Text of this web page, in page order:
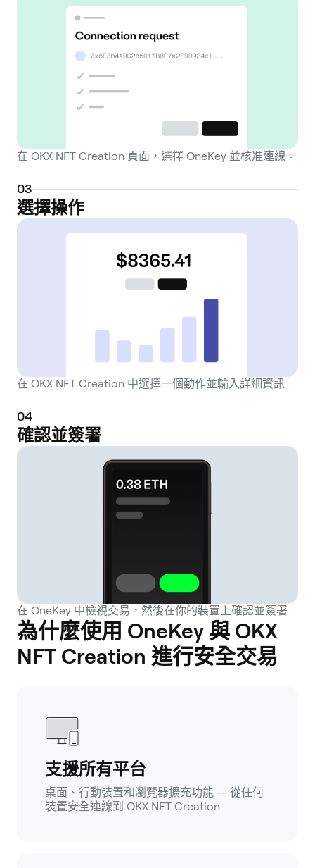
在 OKX NFT Creation 頁面，選擇 OneKey 並核准連線。
03
選擇操作
在 OKX NFT Creation 中選擇一個動作並輸入詳細資訊
04
確認並簽署
在 OneKey 中檢視交易，然後在你的裝置上確認並簽署
為什麼使用 OneKey 與 OKX
NFT Creation 進行安全交易
支援所有平台
桌面、行動裝置和瀏覽器擴充功能 — 從任何
裝置安全連線到 OKX NFT Creation